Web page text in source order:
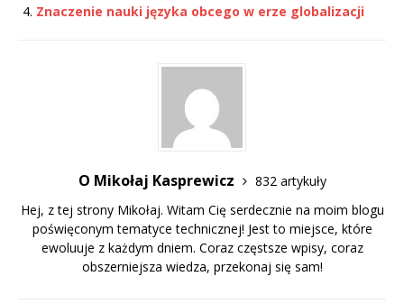
Znaczenie nauki języka obcego w erze globalizacji
O Mikołaj Kasprewicz
832 artykuły
Hej, z tej strony Mikołaj. Witam Cię serdecznie na moim blogu
poświęconym tematyce technicznej! Jest to miejsce, które
ewoluuje z każdym dniem. Coraz częstsze wpisy, coraz
obszerniejsza wiedza, przekonaj się sam!